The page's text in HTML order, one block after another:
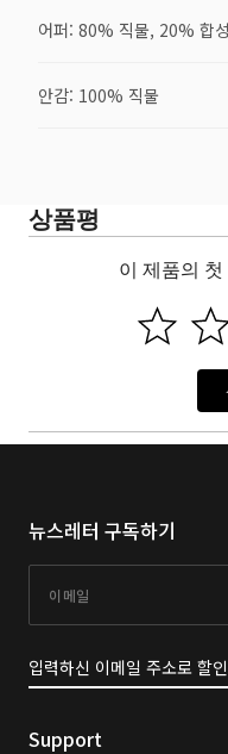
어퍼: 80% 직물, 20% 합성
안감: 100% 직물
상품평
이 제품의
뉴스레터 구독하기
입력하신 이메일 주소로 할
Support